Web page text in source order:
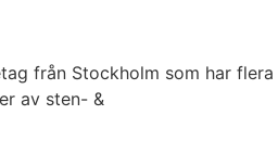
från Stockholm som har flera
av sten- &